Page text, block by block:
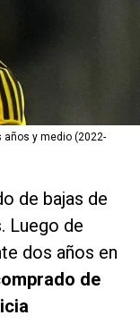
años y medio (2022-
de bajas de
Luego de
dos años en
de